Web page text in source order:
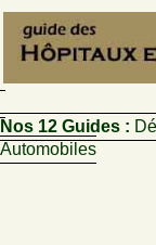
Nos 12 Guides :
Automobiles